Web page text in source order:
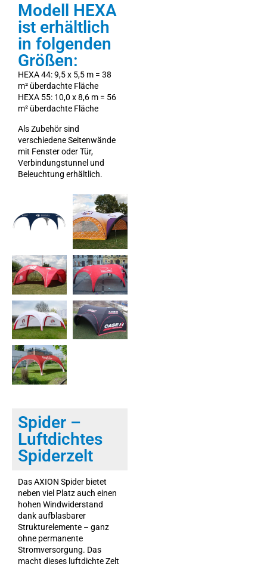
Modell HEXA
ist erhältlich
in folgenden
Größen:
HEXA 44: 9,5 x 5,5 m = 38
m² überdachte Fläche
HEXA 55: 10,0 x 8,6 m = 56
m² überdachte Fläche
Als Zubehör sind
verschiedene Seitenwände
mit Fenster oder Tür,
Verbindungstunnel und
Beleuchtung erhältlich.
Spider –
Luftdichtes
Spiderzelt
Das AXION Spider bietet
neben viel Platz auch einen
hohen Windwiderstand
dank aufblasbarer
Strukturelemente – ganz
ohne permanente
Stromversorgung. Das
macht dieses luftdichte Zelt